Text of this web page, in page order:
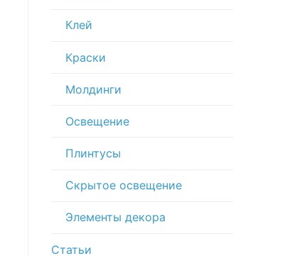
Клей
Краски
Молдинги
Освещение
Плинтусы
Скрытое освещение
Элементы декора
Статьи